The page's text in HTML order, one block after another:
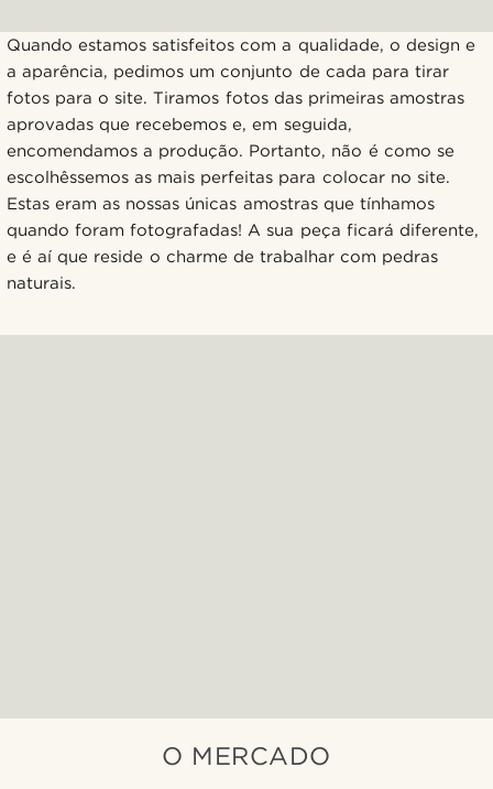
Quando estamos satisfeitos com a qualidade, o design e
a aparência, pedimos um conjunto de cada para tirar
fotos para o site. Tiramos fotos das primeiras amostras
aprovadas que recebemos e, em seguida,
encomendamos a produção. Portanto, não é como se
escolhêssemos as mais perfeitas para colocar no site.
Estas eram as nossas únicas amostras que tínhamos
quando foram fotografadas! A sua peça ficará diferente,
e é aí que reside o charme de trabalhar com pedras
naturais.
O MERCADO